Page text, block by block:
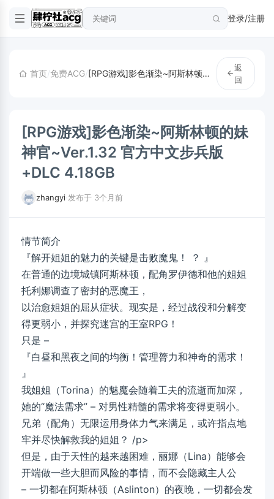
登录/注册
首页/免费ACG/ [RPG游戏]影色渐染~阿斯林顿的妹神官~Ver.1.32 官方中文步兵版+DLC 4.18GB
返
回
[RPG游戏]影色渐染~阿斯林顿的妹
神官~Ver.1.32 官方中文步兵版
+DLC 4.18GB
zhangyi 发布于 3个月前
情节简介
『解开姐姐的魅力的关键是击败魔鬼！ ？ 』
在普通的边境城镇阿斯林顿，配角罗伊德和他的姐姐
托利娜调查了密封的恶魔王，
以治愈姐姐的屈从症状。现实是，经过战役和分解变
得更弱小，并探究迷宫的王室RPG！
只是 –
『白昼和黑夜之间的均衡！管理膂力和神奇的需求！
』
我姐姐（Torina）的魅魔会随着工夫的流逝而加深，
她的“魔法需求” – 对男性精髓的需求将变得更弱小。
兄弟（配角）无限运用身体力气来满足，或许指点地
牢并尽快解救我的姐姐？ /p>
但是，由于天性的越来越困难，丽娜（Lina）能够会
开端做一些大胆而风险的事情，而不会隐藏主人公
– 一切都在阿斯林顿（Aslinton）的夜晚，一切都会发